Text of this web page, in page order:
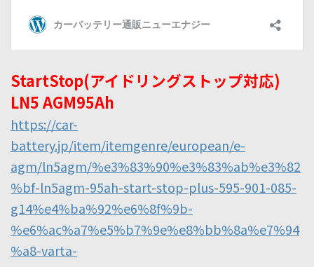
StartStop(アイドリングストップ対応)
LN5 AGM95Ah
https://car-
battery.jp/item/itemgenre/european/e-
agm/ln5agm/%e3%83%90%e3%83%ab%e3%82
%bf-ln5agm-95ah-start-stop-plus-595-901-085-
g14%e4%ba%92%e6%8f%9b-
%e6%ac%a7%e5%b7%9e%e8%bb%8a%e7%94
%a8-varta-